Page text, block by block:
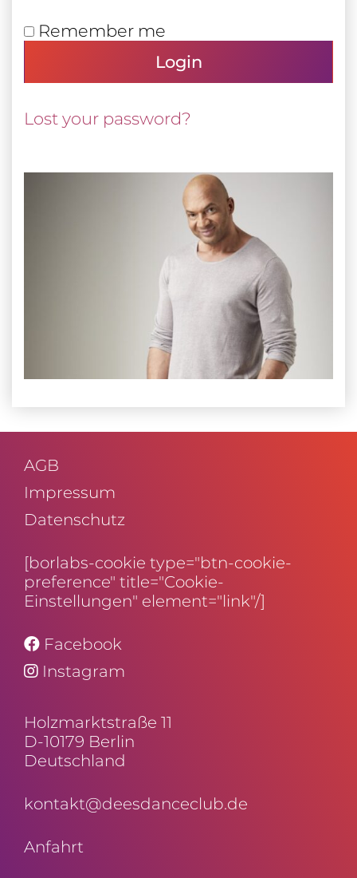
Remember me
Login
Lost your password?
AGB
Impressum
Daten­schutz
[borlabs-cookie type="btn-cookie-
preference" title="Cookie-
Einstellungen" element="link"/]
Facebook
Instagram
Holz­markt­straße 11
D-10179 Berlin
Deutschland
kontakt@deesdanceclub.de
Anfahrt